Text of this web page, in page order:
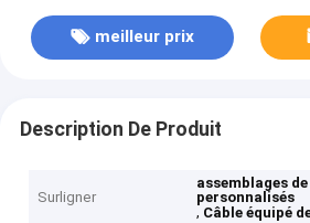
meilleur prix
Description De Produit
Surligner
assemblages
personnalisés
, Câble équipé